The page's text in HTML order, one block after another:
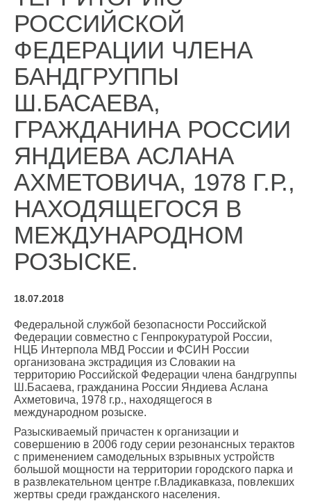
РОССИЙСКОЙ
ФЕДЕРАЦИИ ЧЛЕНА
БАНДГРУППЫ
Ш.БАСАЕВА,
ГРАЖДАНИНА РОССИИ
ЯНДИЕВА АСЛАНА
АХМЕТОВИЧА, 1978 Г.Р.,
НАХОДЯЩЕГОСЯ В
МЕЖДУНАРОДНОМ
РОЗЫСКЕ.
18.07.2018
Федеральной службой безопасности Российской
Федерации совместно с Генпрокуратурой России,
НЦБ Интерпола МВД России и ФСИН России
организована экстрадиция из Словакии на
территорию Российской Федерации члена бандгруппы
Ш.Басаева, гражданина России Яндиева Аслана
Ахметовича, 1978 г.р., находящегося в
международном розыске.
Разыскиваемый причастен к организации и
совершению в 2006 году серии резонансных терактов
с применением самодельных взрывных устройств
большой мощности на территории городского парка и
в развлекательном центре г.Владикавказа, повлекших
жертвы среди гражданского населения.